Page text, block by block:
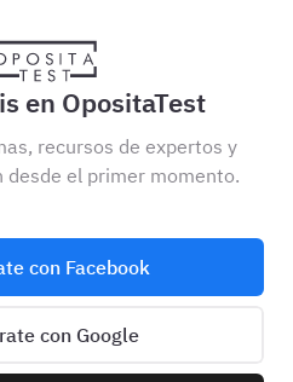
en OpositaTest
recursos de expertos y
el primer momento.
con Facebook
con Google